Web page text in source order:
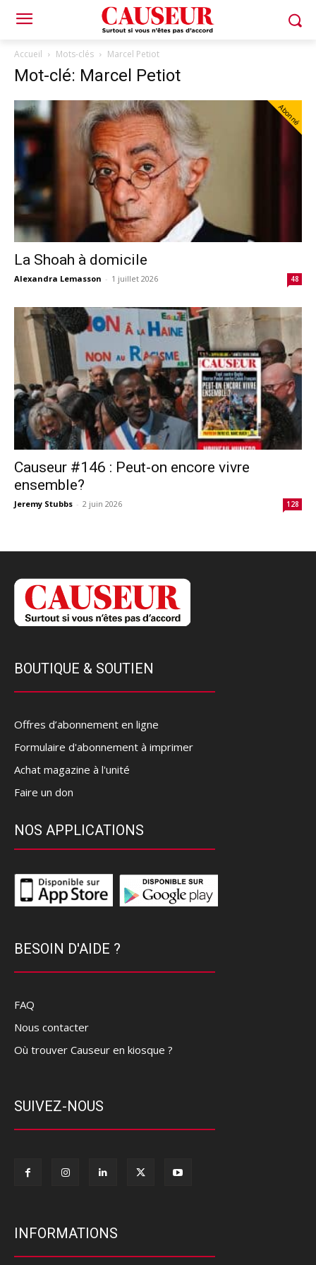
Accueil Mots-clés Marcel Petiot
Mot-clé: Marcel Petiot
Abonné
La Shoah à domicile
Alexandra Lemasson - 1 juillet 2026 48
Causeur #146 : Peut-on encore vivre
ensemble?
Jeremy Stubbs - 2 juin 2026 128
BOUTIQUE & SOUTIEN
Offres d’abonnement en ligne
Formulaire d'abonnement à imprimer
Achat magazine à l'unité
Faire un don
NOS APPLICATIONS
BESOIN D'AIDE ?
FAQ
Nous contacter
Où trouver Causeur en kiosque ?
SUIVEZ-NOUS
INFORMATIONS